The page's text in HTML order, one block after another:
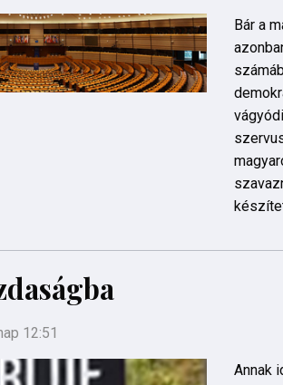
Bár a
12:51
Annak